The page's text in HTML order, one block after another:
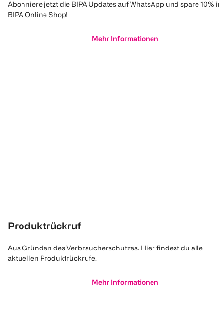
Abonniere jetzt die BIPA Updates auf WhatsApp und spare 10%
BIPA Online Shop!
Mehr Informationen
Produktrückruf
Aus Gründen des Verbraucherschutzes. Hier findest du alle
aktuellen Produktrückrufe.
Mehr Informationen